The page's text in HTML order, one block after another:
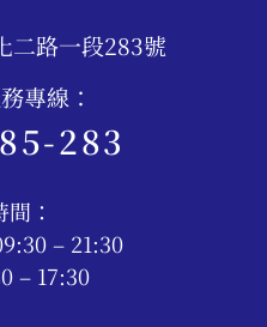
二路一段283號
專線：
283
：
– 21:30
– 17:30